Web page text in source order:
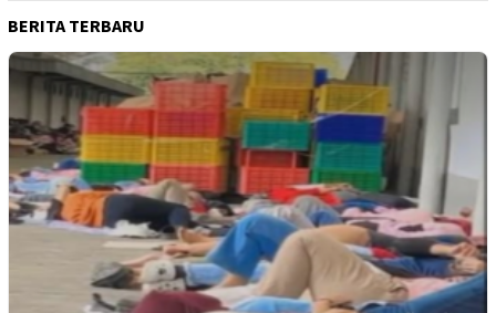
BERITA TERBARU